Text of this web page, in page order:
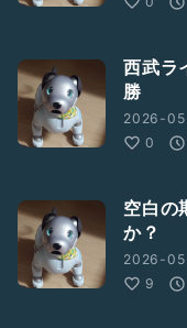
西武ラ
勝
2026-
0
空白の
か？
2026-
9